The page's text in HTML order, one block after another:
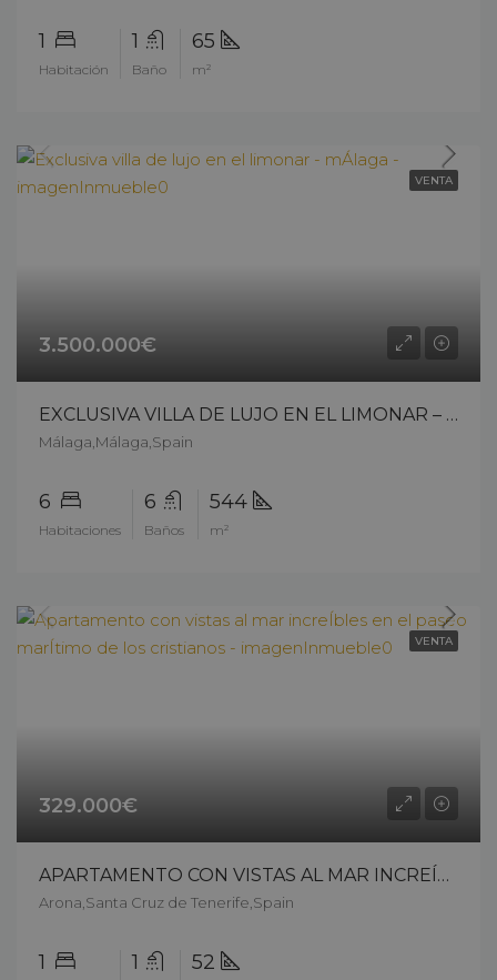
1
Habitación
1
Baño
65
m²
VENTA
3.500.000€
EXCLUSIVA VILLA DE LUJO EN EL LIMONAR – MÁLAGA – 11411cs25
Málaga,Málaga,Spain
6
Habitaciones
6
Baños
544
m²
VENTA
329.000€
APARTAMENTO CON VISTAS AL MAR INCREÍBLES EN EL PASEO MARÍTIMO DE LOS CRISTIANOS – 10709c25
Arona,Santa Cruz de Tenerife,Spain
1 1 52